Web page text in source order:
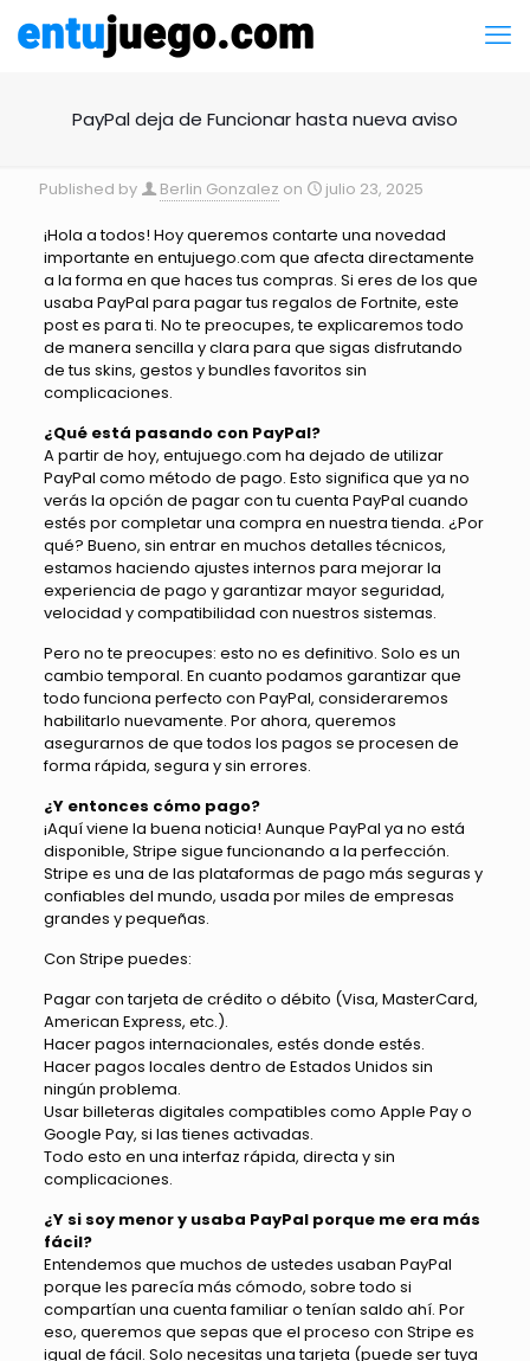
PayPal deja de Funcionar hasta nueva aviso
Published by Berlin Gonzalez on julio 23, 2025
¡Hola a todos! Hoy queremos contarte una novedad
importante en entujuego.com que afecta directamente
a la forma en que haces tus compras. Si eres de los que
usaba PayPal para pagar tus regalos de Fortnite, este
post es para ti. No te preocupes, te explicaremos todo
de manera sencilla y clara para que sigas disfrutando
de tus skins, gestos y bundles favoritos sin
complicaciones.
¿Qué está pasando con PayPal?
A partir de hoy, entujuego.com ha dejado de utilizar
PayPal como método de pago. Esto significa que ya no
verás la opción de pagar con tu cuenta PayPal cuando
estés por completar una compra en nuestra tienda. ¿Por
qué? Bueno, sin entrar en muchos detalles técnicos,
estamos haciendo ajustes internos para mejorar la
experiencia de pago y garantizar mayor seguridad,
velocidad y compatibilidad con nuestros sistemas.
Pero no te preocupes: esto no es definitivo. Solo es un
cambio temporal. En cuanto podamos garantizar que
todo funciona perfecto con PayPal, consideraremos
habilitarlo nuevamente. Por ahora, queremos
asegurarnos de que todos los pagos se procesen de
forma rápida, segura y sin errores.
¿Y entonces cómo pago?
¡Aquí viene la buena noticia! Aunque PayPal ya no está
disponible, Stripe sigue funcionando a la perfección.
Stripe es una de las plataformas de pago más seguras y
confiables del mundo, usada por miles de empresas
grandes y pequeñas.
Con Stripe puedes:
Pagar con tarjeta de crédito o débito (Visa, MasterCard,
American Express, etc.).
Hacer pagos internacionales, estés donde estés.
Hacer pagos locales dentro de Estados Unidos sin
ningún problema.
Usar billeteras digitales compatibles como Apple Pay o
Google Pay, si las tienes activadas.
Todo esto en una interfaz rápida, directa y sin
complicaciones.
¿Y si soy menor y usaba PayPal porque me era más
fácil?
Entendemos que muchos de ustedes usaban PayPal
porque les parecía más cómodo, sobre todo si
compartían una cuenta familiar o tenían saldo ahí. Por
eso, queremos que sepas que el proceso con Stripe es
igual de fácil. Solo necesitas una tarjeta (puede ser tuya